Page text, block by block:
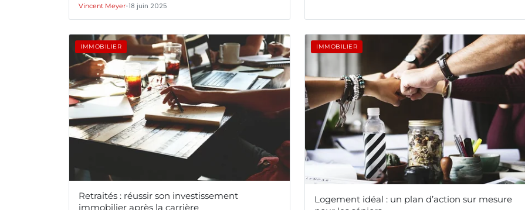
Vincent Meyer•18 juin 2025
IMMOBILIER
Retraités : réussir son investissement
immobilier après la carrière
IMMOBILIER
Logement idéal : un plan d’action sur mesure